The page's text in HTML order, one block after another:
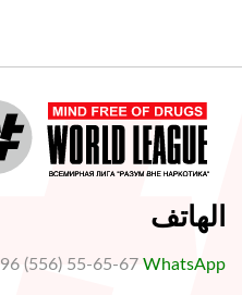
الهاتف
(556) 55-65-67 WhatsApp